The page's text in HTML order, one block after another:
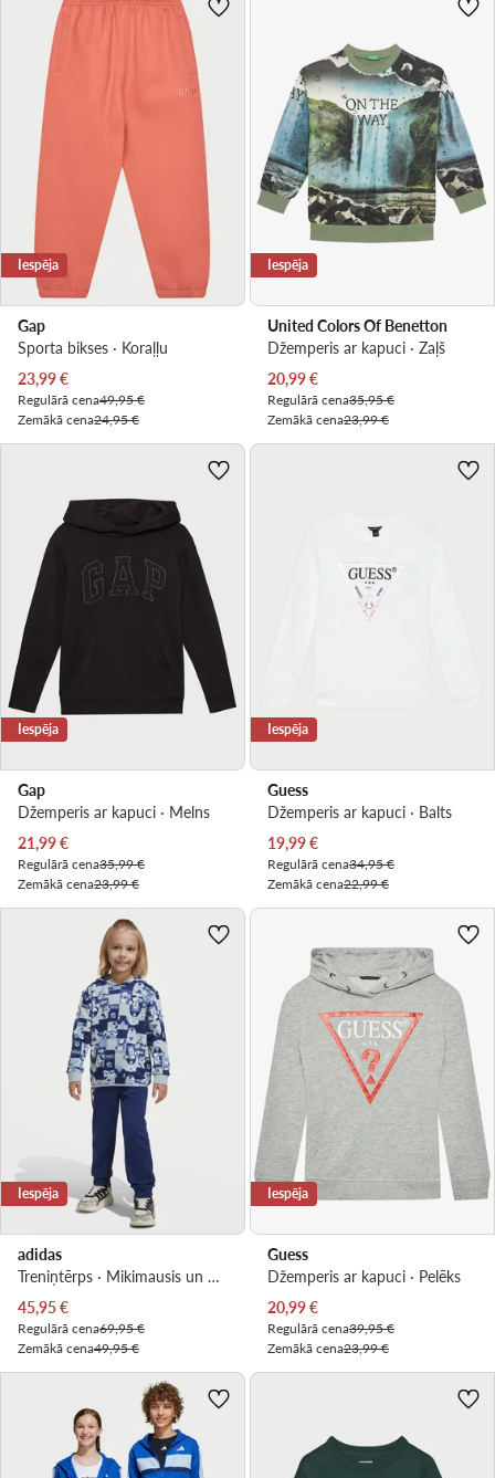
Iespēja
Gap
Sporta bikses · Koraļļu
Pašreizējā cena
23,99€
Regulārā cena49,95 €
Zemākā cena24,95 €
Iespēja
United Colors Of Benetton
Džemperis ar kapuci · Zaļš
Pašreizējā cena
20,99€
Regulārā cena35,95 €
Zemākā cena23,99 €
Iespēja
Gap
Džemperis ar kapuci · Melns
Pašreizējā cena
21,99€
Regulārā cena35,99 €
Zemākā cena23,99 €
Iespēja
Guess
Džemperis ar kapuci · Balts
Pašreizējā cena
19,99€
Regulārā cena34,95 €
Zemākā cena22,99 €
Iespēja
adidas
Treniņtērps · Mikimausis un draugi · Zils
Pašreizējā cena
45,95€
Regulārā cena69,95 €
Zemākā cena49,95 €
Iespēja
Guess
Džemperis ar kapuci · Pelēks
Pašreizējā cena
20,99€
Regulārā cena39,95 €
Zemākā cena23,99 €